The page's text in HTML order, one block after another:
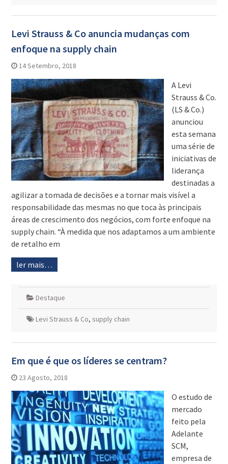
Levi Strauss & Co anuncia mudanças com
enfoque na supply chain
14 Setembro, 2018
A Levi
Strauss & Co.
(LS & Co.)
anunciou
esta semana
uma série de
iniciativas de
liderança
destinadas a
agilizar a tomada de decisões e a tornar mais visível a
responsabilidade das mesmas no que toca às principais
áreas de crescimento dos negócios, com forte enfoque na
supply chain. “À medida que nos adaptamos a um ambiente
de retalho em
ler mais…
Destaque
Levi Strauss & Co, supply chain
Em que é que os líderes se centram?
23 Agosto, 2018
O estudo de
mercado
feito pela
Adelante
SCM,
empresa de